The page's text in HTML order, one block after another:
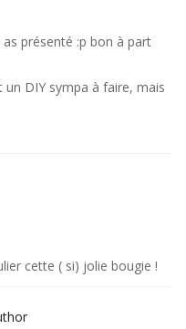
présenté :p bon à part
DIY sympa à faire, mais
cette ( si) jolie bougie !